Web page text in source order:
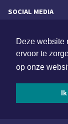
Deze website
ervoor te
op onze
SOCIAL MEDIA
NIEUWSBRIEF
Schrijf je in voor
Aanmelden